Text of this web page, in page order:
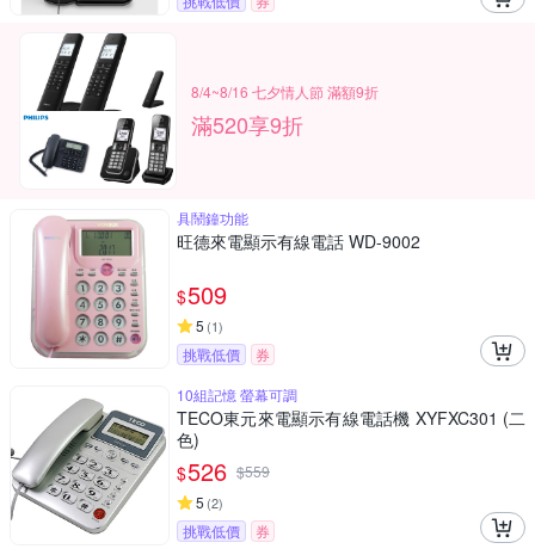
8/4~8/16 七夕情人節 滿額9折
滿520享9折
具鬧鐘功能
旺德來電顯示有線電話 WD-9002
$509
5 (1)
挑戰低價
券
10組記憶 螢幕可調
TECO東元來電顯示有線電話機 XYFXC301 (二
色)
$526 $559
5 (2)
挑戰低價 券